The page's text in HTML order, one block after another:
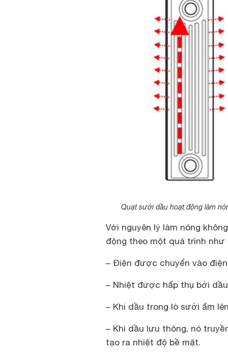
Quạt sưởi dầu hoạt động làm
Với nguyên lý làm nóng
động theo một quá trình như
– Điện được chuyển vào
– Nhiệt được hấp thụ bởi
– Khi dầu trong lò sưởi ấm
– Khi dầu lưu thông, nó
tạo ra nhiệt độ bề mặt.